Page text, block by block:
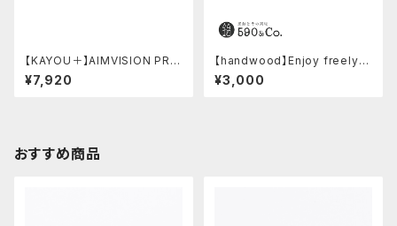
【KAYOU＋】AIMVISION PR
O/エイムビジョンプロ (スノー
ホワイト)
¥7,920
【handwood】Enjoy freely
後軸 (超超ジュラルミン)
¥3,000
おすすめ商品